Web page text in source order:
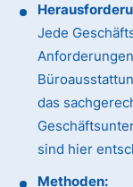
Jede
das
sind hier
Methoden: